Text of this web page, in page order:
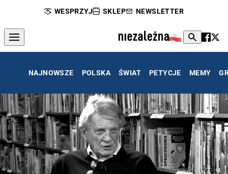
WESPRZYJ SKLEP NEWSLETTER
NAJNOWSZE POLSKA ŚWIAT PETYCJE MEMY